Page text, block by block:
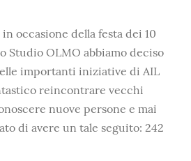
occasione della festa dei 10
Studio OLMO abbiamo deciso
importanti iniziative di AIL
reincontrare vecchi
nuove persone e mai
di avere un tale seguito: 242